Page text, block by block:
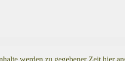
werden zu gegebener Zeit hier